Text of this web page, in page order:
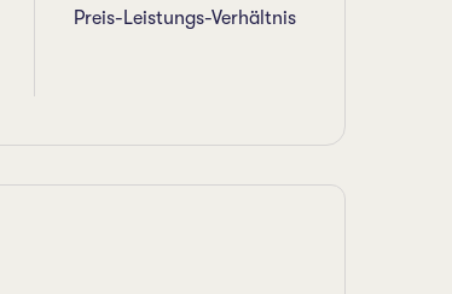
Preis-Leistungs-Verhältnis